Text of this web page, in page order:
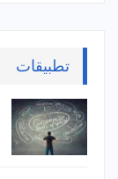
تطبيقات